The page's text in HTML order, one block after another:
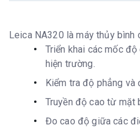
Leica NA320 là máy thủy bình
Triển khai các mốc
hiện trường.
Kiểm tra độ phẳng và
Truyền độ cao từ mặt
Đo cao độ giữa các